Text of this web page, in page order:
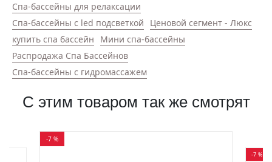
Спа-бассейны для релаксации
Спа-бассейны с led подсветкой
Ценовой сегмент - Люкс
купить спа бассейн
Мини спа-бассейны
Распродажа Спа Бассейнов
Спа-бассейны с гидромассажем
С этим товаром так же смотрят
-7 %
-7 %